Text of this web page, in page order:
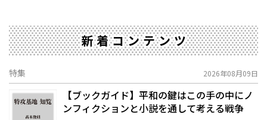
新着コンテンツ
特集 2026年08月09日
【ブックガイド】平和の鍵はこの手の中に――ノ
ンフィクションと小説を通して考える戦争